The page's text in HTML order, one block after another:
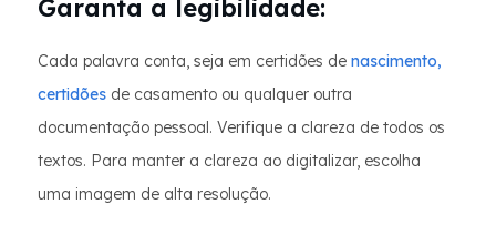
Garanta a legibilidade:
Cada palavra conta, seja em certidões de nascimento,
certidões de casamento ou qualquer outra
documentação pessoal. Verifique a clareza de todos os
textos. Para manter a clareza ao digitalizar, escolha
uma imagem de alta resolução.